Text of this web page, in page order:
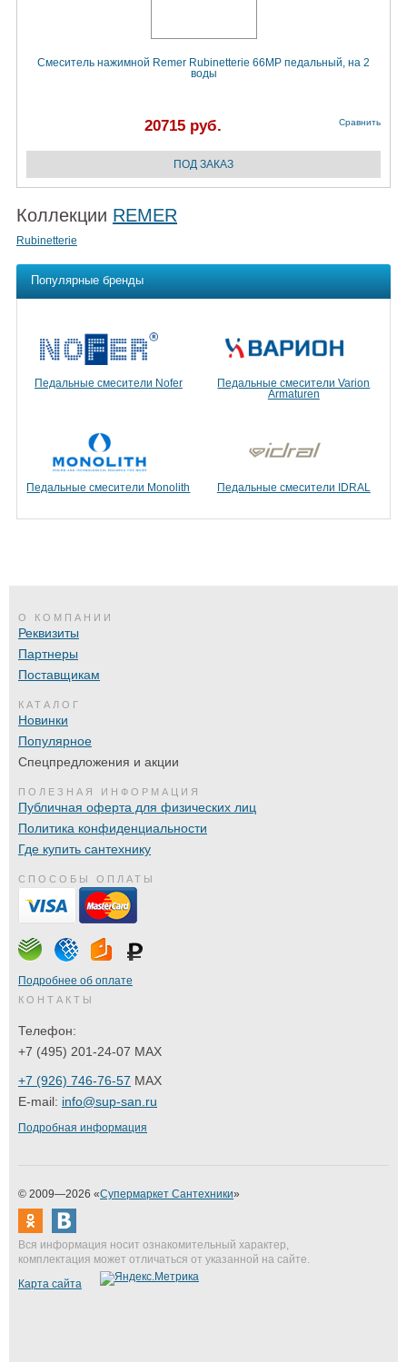
Смеситель нажимной Remer Rubinetterie 66MP педальный, на 2
воды
20715 руб. Сравнить
Коллекции REMER
Rubinetterie
Популярные бренды
Педальные смесители Nofer
Педальные смесители Varion
Armaturen
Педальные смесители Monolith Педальные смесители IDRAL
О КОМПАНИИ
Реквизиты
Партнеры
Поставщикам
КАТАЛОГ
Новинки
Популярное
Спецпредложения и акции
ПОЛЕЗНАЯ ИНФОРМАЦИЯ
Публичная оферта для физических лиц
Политика конфиденциальности
Где купить сантехнику
СПОСОБЫ ОПЛАТЫ
Подробнее об оплате
КОНТАКТЫ
Телефон:
+7 (495) 201-24-07 MAX
+7 (926) 746-76-57 MAX
E-mail: info@sup-san.ru
Подробная информация
© 2009—2026 «Супермаркет Сантехники»
Вся информация носит ознакомительный характер,
комплектация может отличаться от указанной на сайте.
Карта сайта